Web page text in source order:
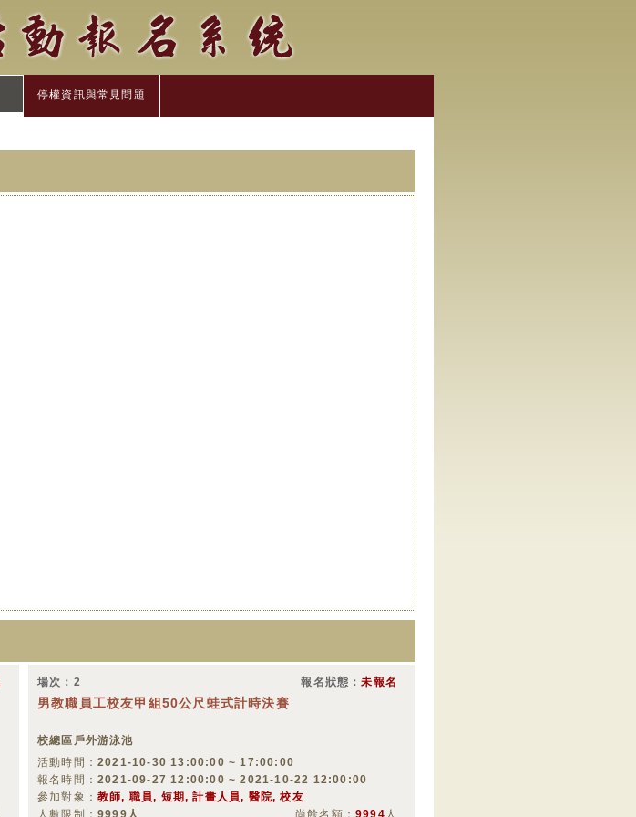
停權資訊與常見問題
場次：2 報名狀態：未報名
男教職員工校友甲組50公尺蛙式計時決賽
校總區戶外游泳池
活動時間： 2021-10-30 13:00:00 ~ 17:00:00
報名時間： 2021-09-27 12:00:00 ~ 2021-10-22 12:00:00
參加對象： 教師, 職員, 短期, 計畫人員, 醫院, 校友
人數限制： 9999人 尚餘名額： 9994 人